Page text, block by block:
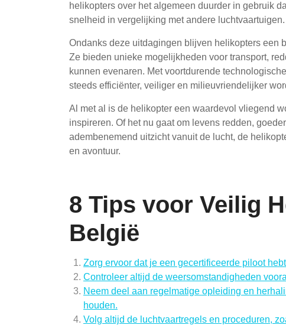
helikopters over het algemeen duurder in gebruik
snelheid in vergelijking met andere luchtvaartuigen.
Ondanks deze uitdagingen blijven helikopters een
Ze bieden unieke mogelijkheden voor transport,
kunnen evenaren. Met voortdurende
steeds efficiënter, veiliger en milieuvriendelijker
Al met al is de helikopter een waardevol vliegend
inspireren. Of het nu gaat om levens redden,
adembenemend uitzicht vanuit de lucht, de
en avontuur.
8 Tips voor Veilig
België
Zorg ervoor dat je een gecertificeerde piloot
Controleer altijd de weersomstandigheden
Neem deel aan regelmatige opleiding en
houden.
Volg altijd de luchtvaartregels en proceduren,